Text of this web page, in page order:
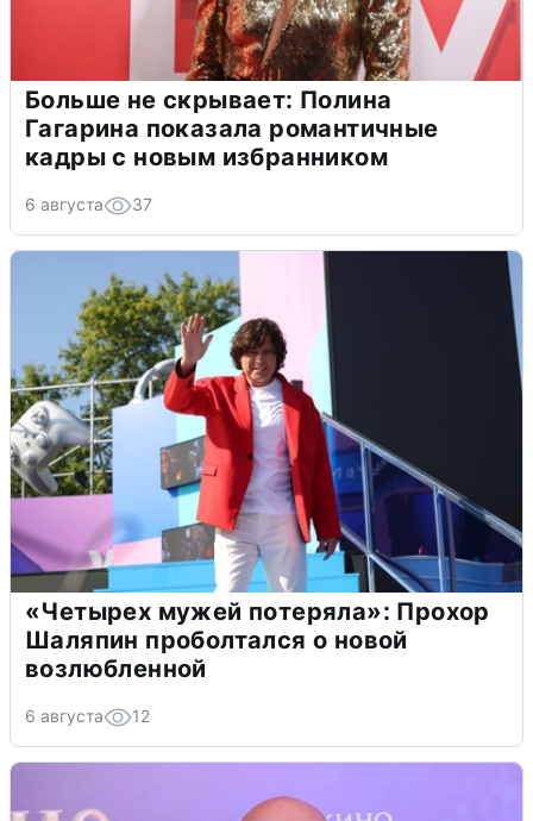
Больше не скрывает: Полина
Гагарина показала романтичные
кадры с новым избранником
6 августа 37
«Четырех мужей потеряла»: Прохор
Шаляпин проболтался о новой
возлюбленной
6 августа 12